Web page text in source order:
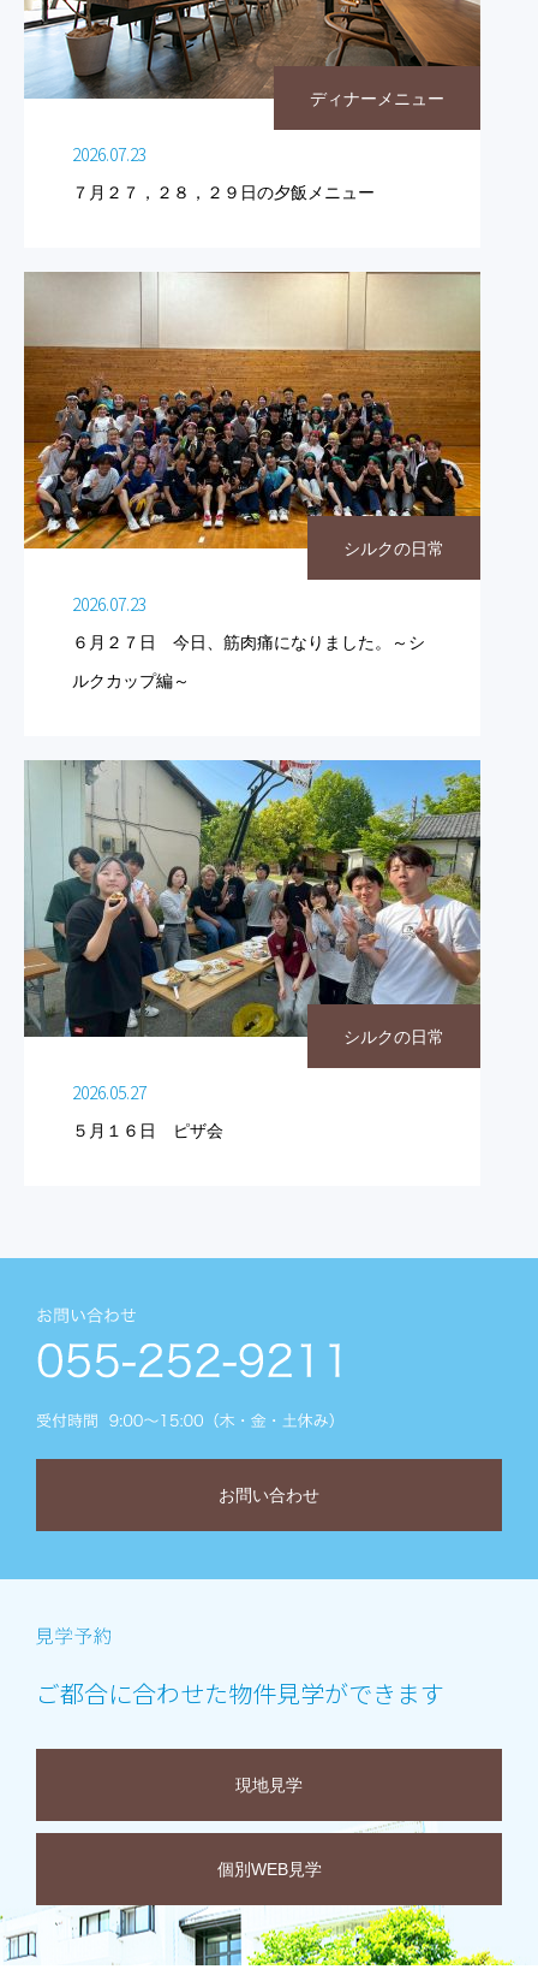
ディナーメニュー
2026.07.23
７月２７，２８，２９日の夕飯メニュー
シルクの日常
2026.07.23
６月２７日 今日、筋肉痛になりました。～シ
ルクカップ編～
シルクの日常
2026.05.27
５月１６日 ピザ会
お問い合わせ
ご都合に合わせた物件見学ができます
現地見学
個別WEB見学